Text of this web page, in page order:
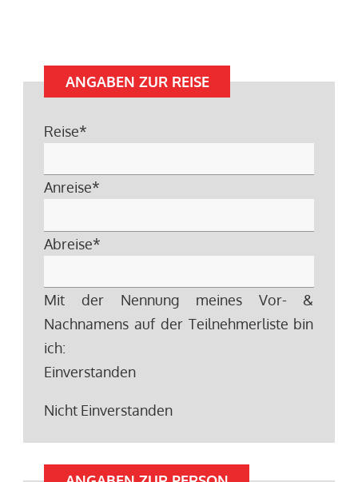
ANGABEN ZUR REISE
Reise*
Anreise*
Abreise*
Mit der Nennung meines Vor- &
Nachnamens auf der Teilnehmerliste bin
ich:
Einverstanden
Nicht Einverstanden